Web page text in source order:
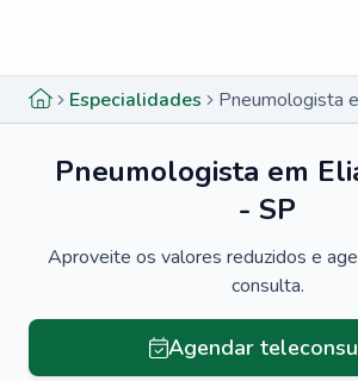
Especialidades
Pneumologista em
- SP
Aproveite os valores reduzidos e
consulta.
Agendar